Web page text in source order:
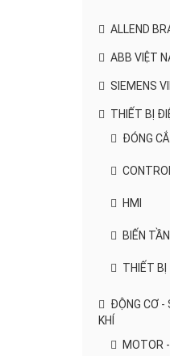
ALLEND
ABB VIỆT
SIEMENS
THIẾT BỊ
ĐÓNG
HMI
BIẾN TẦN
THIẾT BỊ
ĐỘNG CƠ -
KHÍ
MOTOR